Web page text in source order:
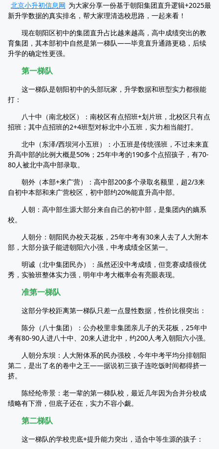
北京小升初信息网 为大家分享一份基于朝阳集团直升逻辑+2025最
新升学数据的真实排名，帮大家理清选校思路，一起来看！
现在朝阳区初中的集团直升占比越来越高，高中成绩突出的教
育集团，其本部初中自然是第一梯队——毕竟直升通路更稳，后续
升学的确定性更强。
第一梯队
这一梯队是朝阳初中的头部玩家，升学数据和班型实力都很能
打：
八十中（南北校区）：南校区有点招班+划片班，北校区只有点
招班；其中点招班的2+4班型对标北中小五班，实力相当能打。
北中（东泽/西坝河小五班）：小五班是传统强班，不过未来直
升高中部的比例大概是50%；25年中考的190多个点招孩子，有70-
80人被北中高中部录取。
朝外（本部+来广营）：高中部200多个录取名额里，超2/3来
自初中本部和来广营校区，初中部约20%能直升高中部。
人朝：高中部生源大部分来自自己的初中部，是集团内的嫡系
校。
人朝分：朝阳民办校天花板，25年中考有30来人去了人大附本
部，大部分孩子能进朝阳六小强，中考成绩全区第一。
明诚（北中集团民办）：虽然还没中考成绩，但竞赛成绩很优
秀，实验班整体实力强，明年中考大概率会有亮眼表现。
准第一梯队
这部分学校距离第一梯队只差一点显性数据，性价比很突出：
陈分（八十集团）：公办校里非集团亲儿子的天花板，25年中
考有80-90人进八十中、20来人进北中，约200人考入朝阳六小强。
人朝分东坝：人大附体系的民办强校，今年中考平均分排朝阳
第二，是出了名的卷中之王——据说初三孩子连吃饭时间都得挤一
挤。
陈经纶帝景：老一辈的第一梯队校，最近几年因为合并分校成
绩略有下滑，但底子还在，实力不容小觑。
第二梯队
这一梯队的学校兜底+提升能力突出，适合中等生源的孩子：